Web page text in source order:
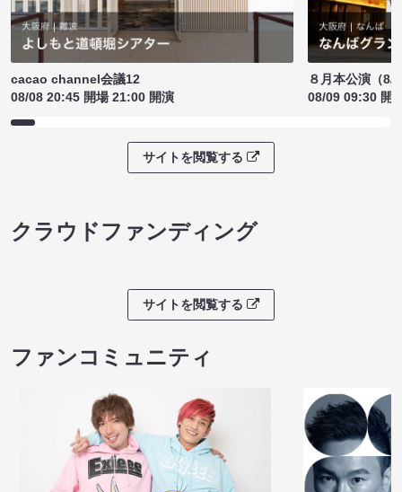
cacao channel会議12
08/08 20:45 開場 21:00 開演
８月本公演（8/
08/09 09:30 開
サイトを閲覧する
クラウドファンディング
サイトを閲覧する
ファンコミュニティ